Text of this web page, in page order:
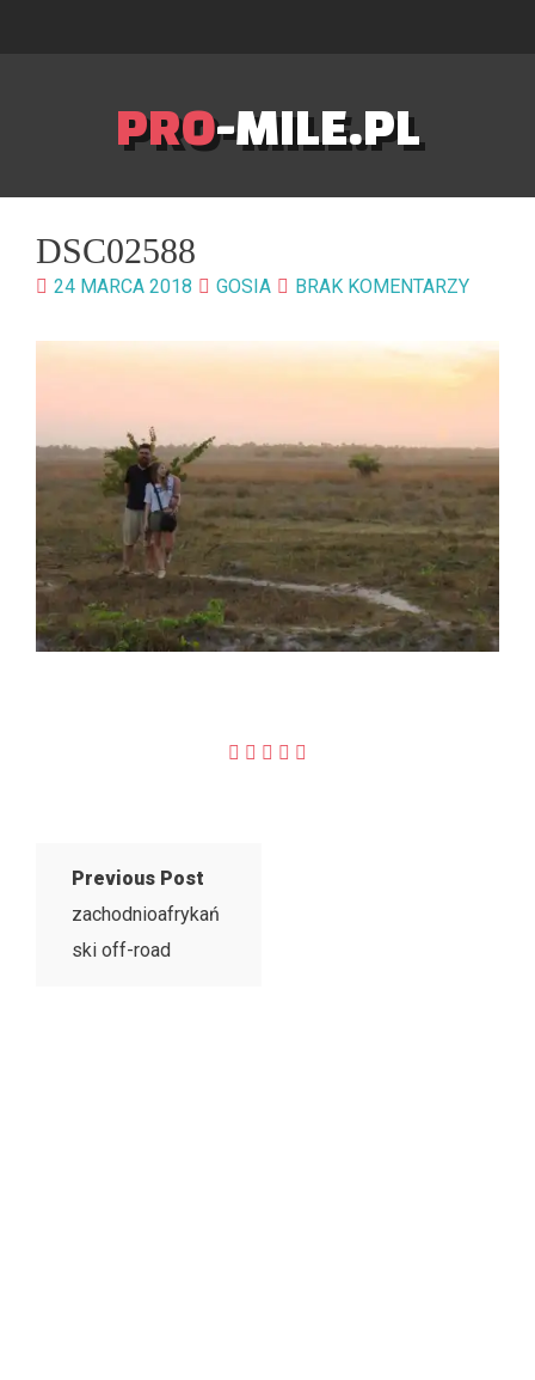
PRO-MILE.PL
DSC02588
24 MARCA 2018 GOSIA BRAK KOMENTARZY
Previous Post
zachodnioafrykań
ski off-road